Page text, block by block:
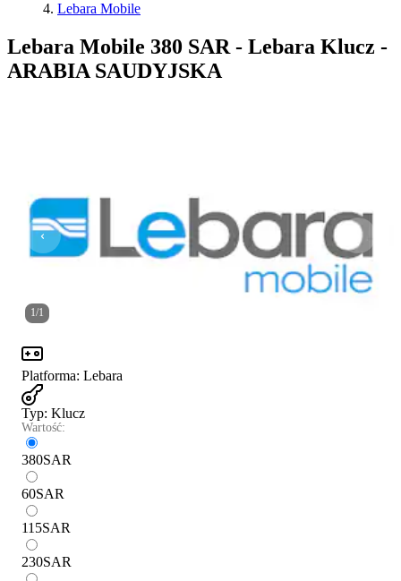
Lebara Mobile
Lebara Mobile 380 SAR - Lebara Klucz -
ARABIA SAUDYJSKA
1/1
Platforma: Lebara
Typ: Klucz
Wartość:
380SAR
60SAR
115SAR
230SAR